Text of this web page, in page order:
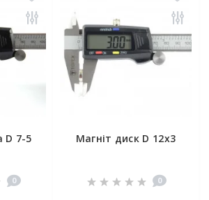
D 7-5
0
Магніт диск D 12x3
0